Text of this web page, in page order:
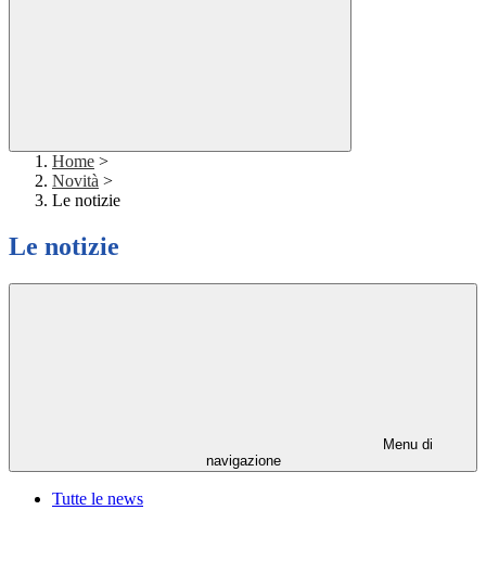
Home >
Novità >
Le notizie
Le notizie
Menu di
navigazione
Tutte le news